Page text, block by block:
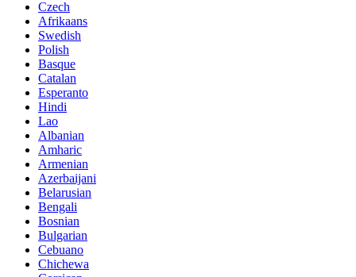
Czech
Afrikaans
Swedish
Polish
Basque
Catalan
Esperanto
Hindi
Lao
Albanian
Amharic
Armenian
Azerbaijani
Belarusian
Bengali
Bosnian
Bulgarian
Cebuano
Chichewa